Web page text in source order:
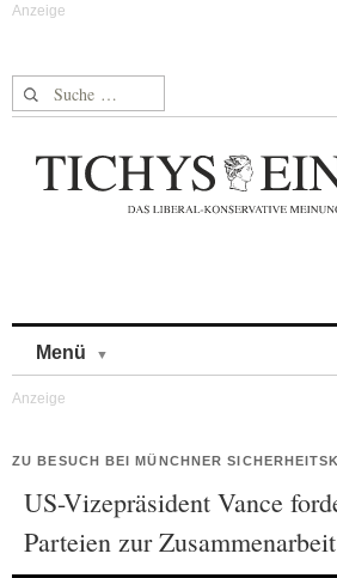
Suche nach:
Menü
ZU BESUCH BEI MÜNCHNER
US-Vizepräsident Vance
Parteien zur